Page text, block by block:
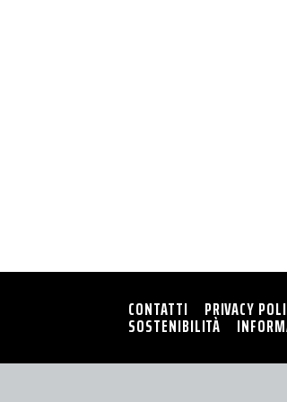
CONTATTI PRIVACY
SOSTENIBILITÀ